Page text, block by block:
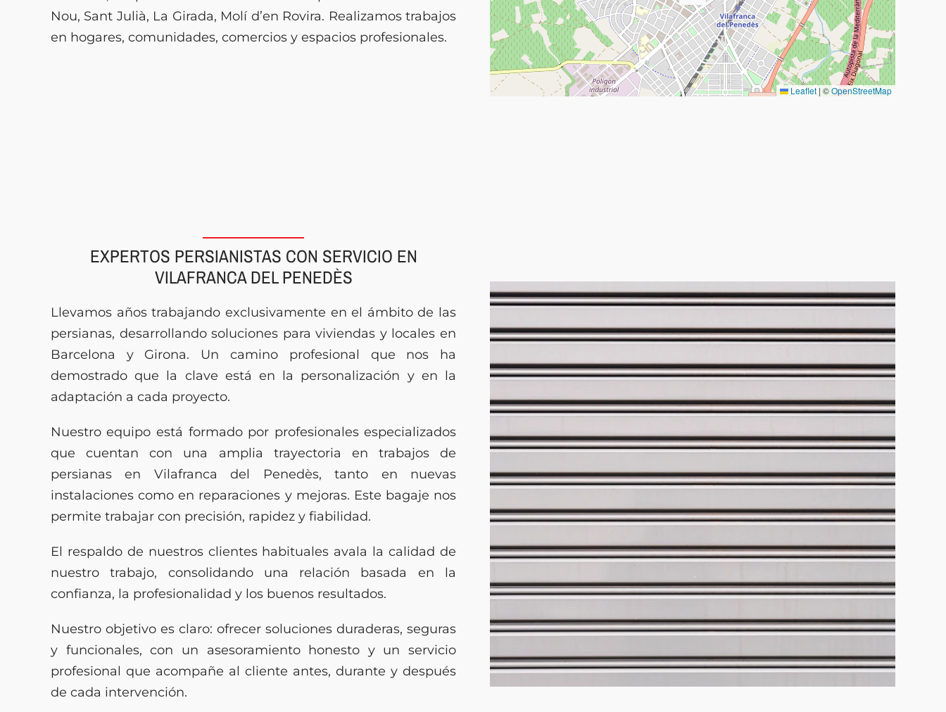
Nou, Sant Julià, La Girada, Molí d’en Rovira. Realizamos trabajos
en hogares, comunidades, comercios y espacios profesionales.
Leaflet | ©OpenStreetMap
EXPERTOS PERSIANISTAS CON SERVICIO EN
VILAFRANCA DEL PENEDÈS
Llevamos años trabajando exclusivamente en el ámbito de las
persianas, desarrollando soluciones para viviendas y locales en
Barcelona y Girona. Un camino profesional que nos ha
demostrado que la clave está en la personalización y en la
adaptación a cada proyecto.
Nuestro equipo está formado por profesionales especializados
que cuentan con una amplia trayectoria en trabajos de
persianas en Vilafranca del Penedès, tanto en nuevas
instalaciones como en reparaciones y mejoras. Este bagaje nos
permite trabajar con precisión, rapidez y fiabilidad.
El respaldo de nuestros clientes habituales avala la calidad de
nuestro trabajo, consolidando una relación basada en la
confianza, la profesionalidad y los buenos resultados.
Nuestro objetivo es claro: ofrecer soluciones duraderas, seguras
y funcionales, con un asesoramiento honesto y un servicio
profesional que acompañe al cliente antes, durante y después
de cada intervención.